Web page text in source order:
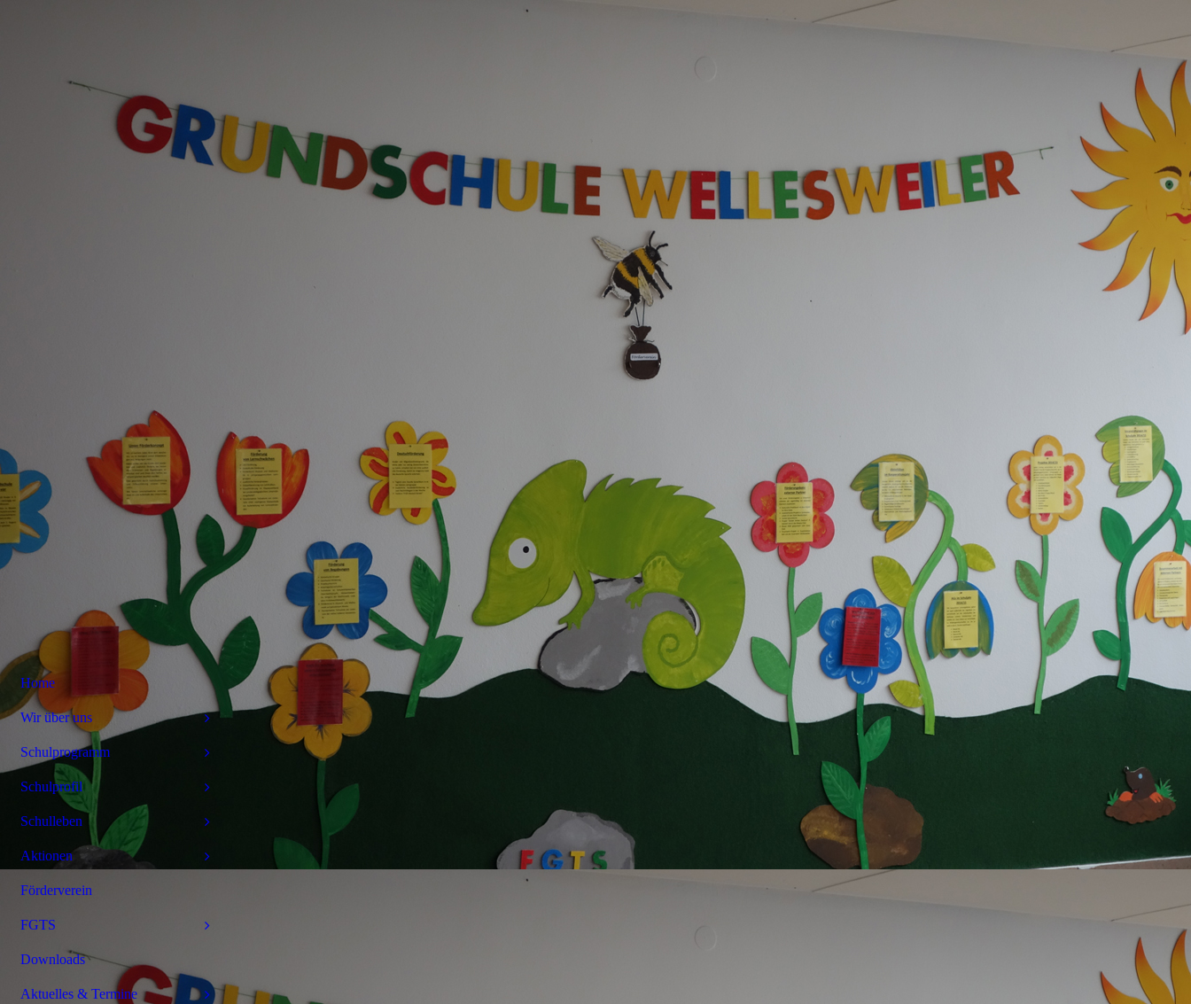
Home
Wir über uns
Schulprogramm
Schulprofil
Schulleben
Aktionen
Förderverein
FGTS
Downloads
Aktuelles & Termine